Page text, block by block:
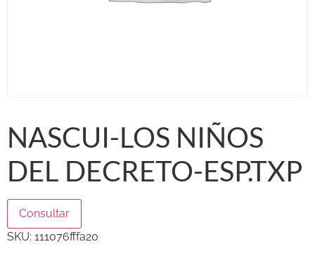
NASCUI-LOS NIÑOS
DEL DECRETO-ESP.TXP
Consultar
SKU: 111076fffa20